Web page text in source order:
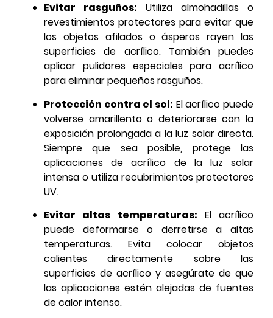
Evitar rasguños: Utiliza almohadillas o
revestimientos protectores para evitar que
los objetos afilados o ásperos rayen las
superficies de acrílico. También puedes
aplicar pulidores especiales para acrílico
para eliminar pequeños rasguños.
Protección contra el sol: El acrílico puede
volverse amarillento o deteriorarse con la
exposición prolongada a la luz solar directa.
Siempre que sea posible, protege las
aplicaciones de acrílico de la luz solar
intensa o utiliza recubrimientos protectores
UV.
Evitar altas temperaturas: El acrílico
puede deformarse o derretirse a altas
temperaturas. Evita colocar objetos
calientes directamente sobre las
superficies de acrílico y asegúrate de que
las aplicaciones estén alejadas de fuentes
de calor intenso.